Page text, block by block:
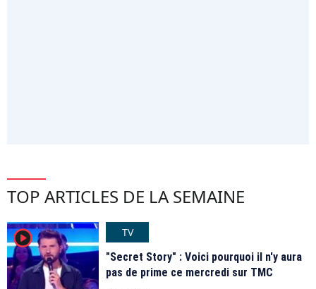
TOP ARTICLES DE LA SEMAINE
player2
TV
"Secret Story" : Voici pourquoi il n'y aura
pas de prime ce mercredi sur TMC